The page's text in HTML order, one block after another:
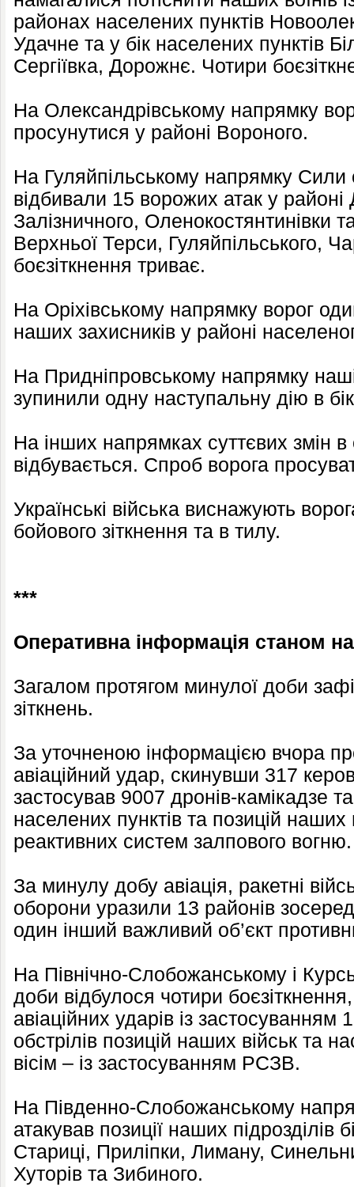
районах населених пунктів
Удачне та у бік населених пунктів
Сергіївка, Дорожнє. Чотири
На Олександрівському напрямку
просунутися у районі Вороного.
На Гуляйпільському напрямку Сили
відбивали 15 ворожих атак у
Залізничного, Оленокостянтинівки
Верхньої Терси, Гуляйпільського,
боєзіткнення триває.
На Оріхівському напрямку ворог
наших захисників у районі
На Придніпровському напрямку
зупинили одну наступальну дію в
На інших напрямках суттєвих змін в
відбувається. Спроб ворога
Українські війська виснажують
бойового зіткнення та в тилу.
***
Оперативна інформація станом
Загалом протягом минулої доби
зіткнень.
За уточненою інформацією вчора
авіаційний удар, скинувши 317
застосував 9007 дронів-камікадзе
населених пунктів та позицій наших
реактивних систем залпового вогню.
За минулу добу авіація, ракетні
оборони уразили 13 районів
один інший важливий об’єкт
На Північно-Слобожанському і
доби відбулося чотири
авіаційних ударів із застосуванням
обстрілів позицій наших військ та
вісім – із застосуванням РСЗВ.
На Південно-Слобожанському
атакував позиції наших підрозділів
Стариці, Приліпки, Лиману,
Хуторів та Зибиного.